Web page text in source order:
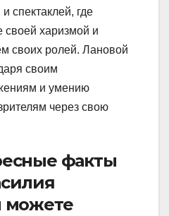
спектаклей, где
своей харизмой и
своих ролей. Лановой
своим
и умению
через свою
факты
можете